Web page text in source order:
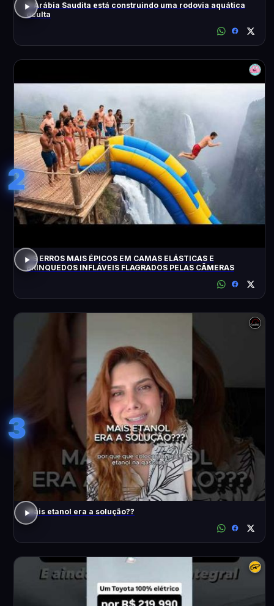
A Arábia Saudita está construindo uma rodovia aquática
oculta
2
OS ERROS MAIS ÉPICOS EM CAMAS ELÁSTICAS E
BRINQUEDOS INFLÁVEIS FLAGRADOS PELAS CÂMERAS
3
Mais etanol era a solução??